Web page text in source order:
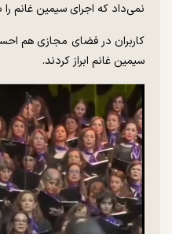
نمی‌داد که اجرای سیمین غانم را
کاربران در فضای مجازی هم
سیمین غانم ابراز کردند.